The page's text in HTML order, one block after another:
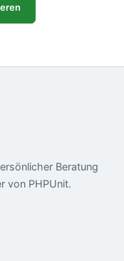
Beratung
von PHPUnit.